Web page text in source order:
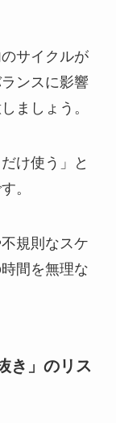
サイクルが
ンスに影響
ましょう。
け使う」と
。
規則なスケ
間を無理な
き」のリス